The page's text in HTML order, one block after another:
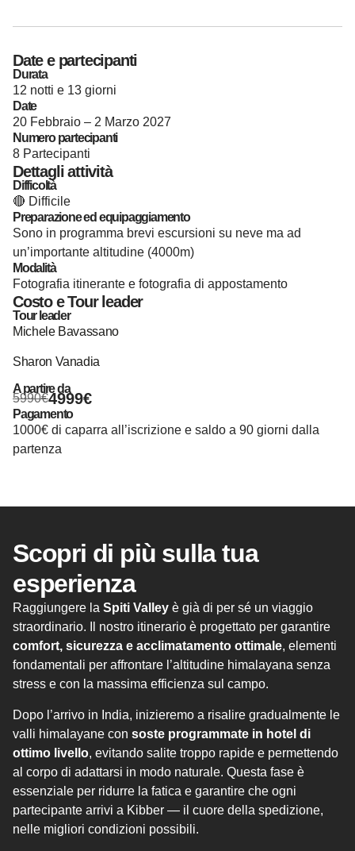
Date e partecipanti
Durata
12 notti e 13 giorni
Date
20 Febbraio – 2 Marzo 2027
Numero partecipanti
8 Partecipanti
Dettagli attività
Difficoltà
🔴 Difficile
Preparazione ed equipaggiamento
Sono in programma brevi escursioni su neve ma ad
un’importante altitudine (4000m)
Modalità
Fotografia itinerante e fotografia di appostamento
Costo e Tour leader
Tour leader
Michele Bavassano
Sharon Vanadia
A partire da
5990€4999€
Pagamento
1000€ di caparra all’iscrizione e saldo a 90 giorni dalla
partenza
Scopri di più sulla tua
esperienza
Raggiungere la Spiti Valley è già di per sé un viaggio
straordinario. Il nostro itinerario è progettato per garantire
comfort, sicurezza e acclimatamento ottimale, elementi
fondamentali per affrontare l’altitudine himalayana senza
stress e con la massima efficienza sul campo.
Dopo l’arrivo in India, inizieremo a risalire gradualmente le
valli himalayane con soste programmate in hotel di
ottimo livello, evitando salite troppo rapide e permettendo
al corpo di adattarsi in modo naturale. Questa fase è
essenziale per ridurre la fatica e garantire che ogni
partecipante arrivi a Kibber — il cuore della spedizione,
nelle migliori condizioni possibili.